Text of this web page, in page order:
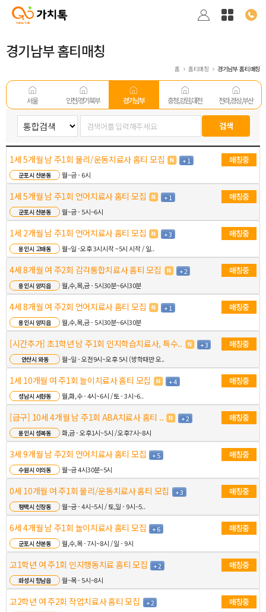
경기남부 홈티매칭
홈 홈티매칭 경기남부 홈티매칭
서울 인천/경기 북부 경기남부 충청,강원,대전 전라,경상,부산
1세 5개월 남 주1회 물리/운동치료사 홈티 모집 + 1 매칭중
군포시 산본동 월~금 - 6시
1세 5개월 남 주1회 언어치료사 홈티 모집 + 1 매칭중
군포시 산본동 월~금 - 5시~6시
1세 2개월 남 주1회 언어치료사 홈티 모집 + 3 매칭중
용인시 고매동 월~일 -오후 3시시작 ~5시 시작 / 일..
4세 8개월 여 주2회 감각통합치료사 홈티 모집 + 2 매칭중
용인시 양지읍 월,수,목,금 - 5시30분~6시30분
4세 8개월 여 주2회 언어치료사 홈티 모집 + 1 매칭중
용인시 양지읍 월,수,목,금 - 5시30분~6시30분
[시간추가] 초1학년 남 주1회 인지학습치료사, 특수.. + 3 매칭중
안산시 와동 월~일 - 오전9시~오후 5시 (방학때만 오..
1세 10개월 여 주1회 놀이치료사 홈티 모집 + 4 매칭중
성남시 서현동 월,화,수 - 4시~6시 / 토 - 3시~6..
[급구] 10세 4개월 남 주1회 ABA치료사 홈티 .. + 2 매칭중
용인시 성복동 화,금 - 오후1시~5시 / 오후7시~8시
3세 9개월 남 주2회 언어치료사 홈티 모집 + 5 매칭중
수원시 이의동 월~금 4시30분~5시
0세 10개월 여 주1회 물리/운동치료사 홈티 모집 + 3 매칭중
평택시 신장동 월~금 - 4시~5시 / 토,일 - 9시~5..
6세 4개월 남 주1회 놀이치료사 홈티 모집 + 6 매칭중
군포시 산본동 월,수,목 - 7시~8시 / 일 - 9시
고1학년 여 주1회 인지행동치료 홈티 모집 + 2 매칭중
화성시 향남읍 월~목 - 5시~8시
고2학년 여 주2회 작업치료사 홈티 모집 + 2 매칭중